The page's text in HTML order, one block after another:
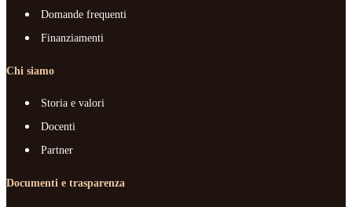
Domande frequenti
Finanziamenti
Chi siamo
Storia e valori
Docenti
Partner
Documenti e trasparenza